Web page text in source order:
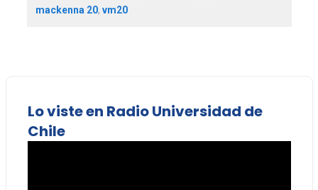
mackenna 20, vm20
Lo viste en Radio Universidad de
Chile